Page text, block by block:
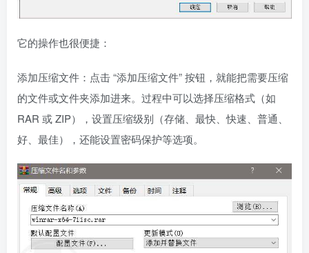
它的操作也很便捷：
添加压缩文件：点击 “添加压缩文件” 按钮，就能把需要压缩
的文件或文件夹添加进来。过程中可以选择压缩格式（如
RAR 或 ZIP），设置压缩级别（存储、最快、快速、普通、
好、最佳），还能设置密码保护等选项。